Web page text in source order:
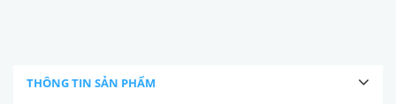
THÔNG TIN SẢN PHẨM